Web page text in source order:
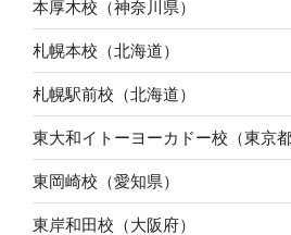
本厚木校（神奈川県）
札幌本校（北海道）
札幌駅前校（北海道）
東大和イトーヨーカドー校（東京都
東岡崎校（愛知県）
東岸和田校（大阪府）